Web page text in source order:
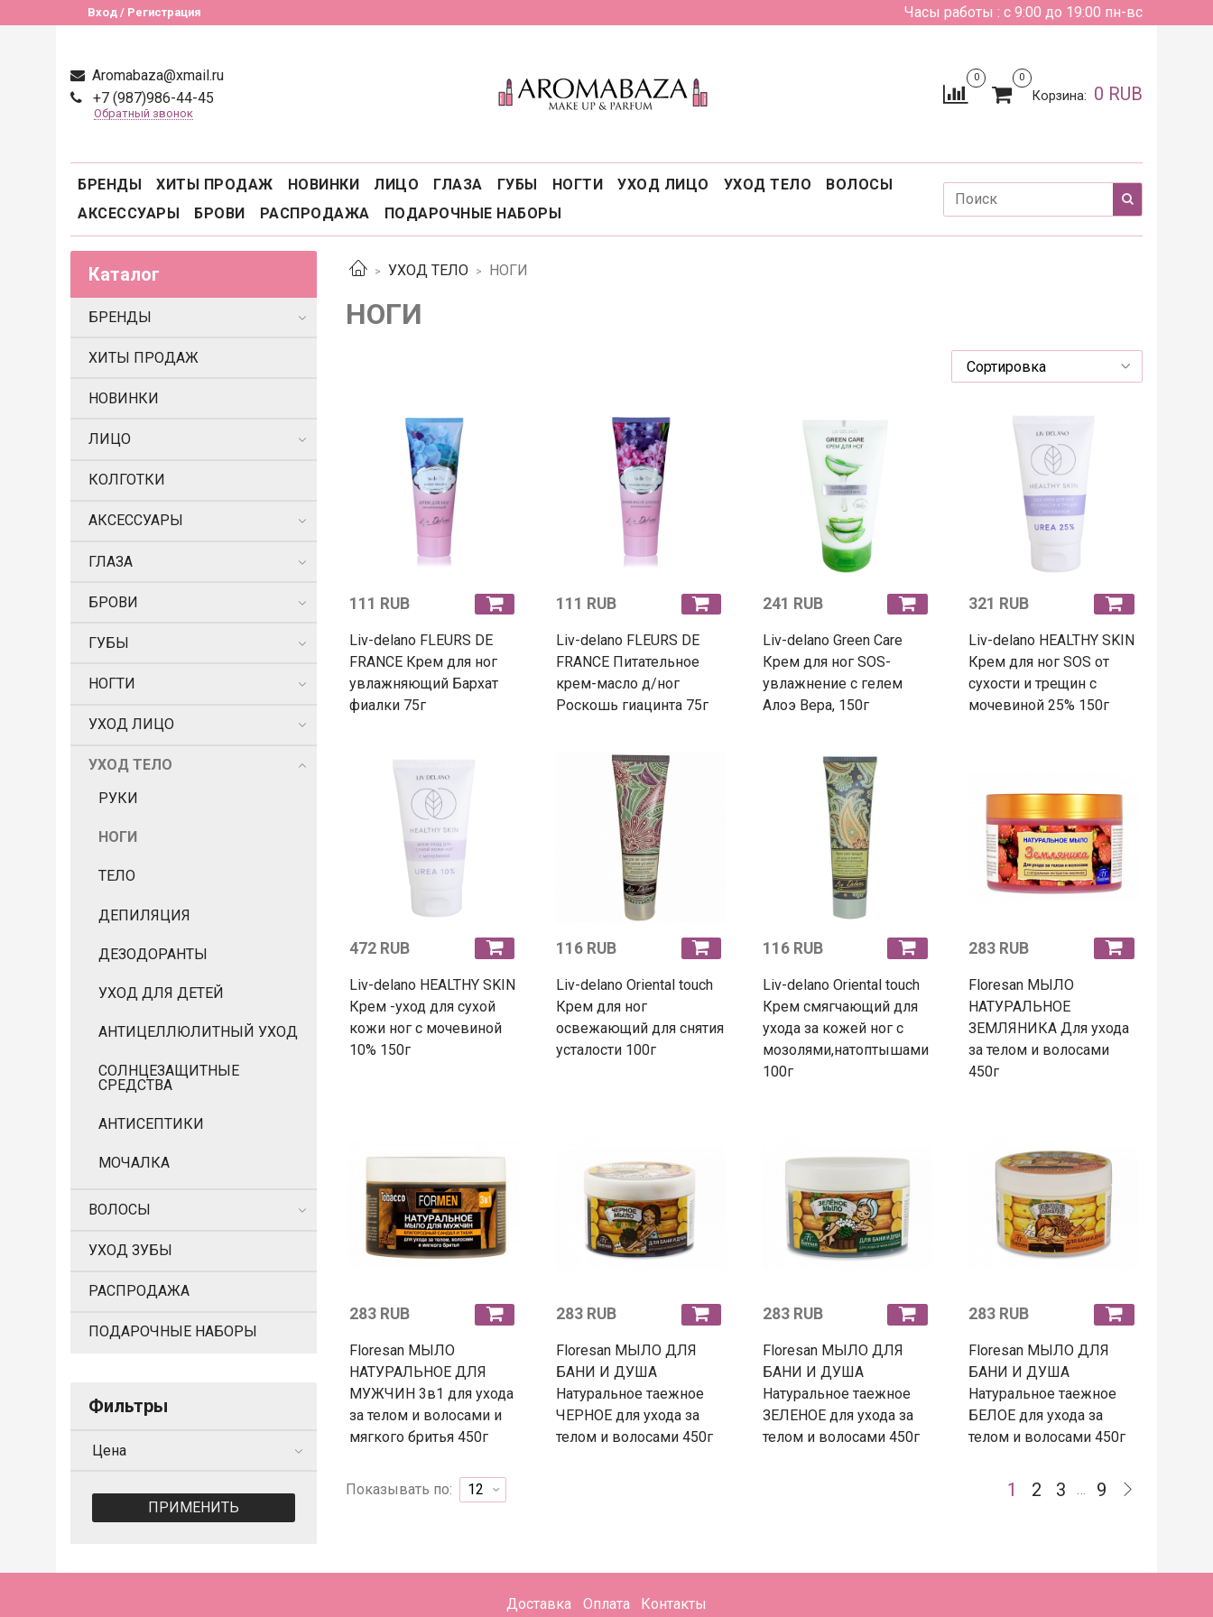
Вход / Регистрация Часы работы : с 9:00 до 19:00 пн-вс
Aromabaza@xmail.ru
+7 (987)986-44-45
Обратный звонок
0 0
Корзина: 0 RUB
БРЕНДЫ ХИТЫ ПРОДАЖ НОВИНКИ ЛИЦО ГЛАЗА ГУБЫ НОГТИ УХОД ЛИЦО УХОД ТЕЛО
ВОЛОСЫ
АКСЕССУАРЫ
БРОВИ РАСПРОДАЖА ПОДАРОЧНЫЕ НАБОРЫ
УХОД ТЕЛО НОГИ
НОГИ
111 RUB
Liv-delano FLEURS DE
FRANCE Крем для ног
увлажняющий Бархат
фиалки 75г
111 RUB
Liv-delano FLEURS DE
FRANCE Питательное
крем-масло д/ног
Роскошь гиацинта 75г
241 RUB
Liv-delano Green Care
Крем для ног SOS-
увлажнение с гелем
Алоэ Вера, 150г
321 RUB
Liv-delano HEALTHY SKIN
Крем для ног SOS от
сухости и трещин с
мочевиной 25% 150г
472 RUB
Liv-delano HEALTHY SKIN
Крем -уход для сухой
кожи ног с мочевиной
10% 150г
116 RUB
Liv-delano Oriental touch
Крем для ног
освежающий для снятия
усталости 100г
116 RUB
Liv-delano Oriental touch
Крем смягчающий для
ухода за кожей ног с
мозолями,натоптышами
100г
283 RUB
Floresan МЫЛО
НАТУРАЛЬНОЕ
ЗЕМЛЯНИКА Для ухода
за телом и волосами
450г
283 RUB
Floresan МЫЛО
НАТУРАЛЬНОЕ ДЛЯ
МУЖЧИН 3в1 для ухода
за телом и волосами и
мягкого бритья 450г
283 RUB
Floresan МЫЛО ДЛЯ
БАНИ И ДУША
Натуральное таежное
ЧЕРНОЕ для ухода за
телом и волосами 450г
283 RUB
Floresan МЫЛО ДЛЯ
БАНИ И ДУША
Натуральное таежное
ЗЕЛЕНОЕ для ухода за
телом и волосами 450г
283 RUB
Floresan МЫЛО ДЛЯ
БАНИ И ДУША
Натуральное таежное
БЕЛОЕ для ухода за
телом и волосами 450г
Показывать по: 1 2 3 … 9
Каталог
БРЕНДЫ
ХИТЫ ПРОДАЖ
НОВИНКИ
ЛИЦО
КОЛГОТКИ
АКСЕССУАРЫ
ГЛАЗА
БРОВИ
ГУБЫ
НОГТИ
УХОД ЛИЦО
УХОД ТЕЛО
РУКИ
НОГИ
ТЕЛО
ДЕПИЛЯЦИЯ
ДЕЗОДОРАНТЫ
УХОД ДЛЯ ДЕТЕЙ
АНТИЦЕЛЛЮЛИТНЫЙ УХОД
СОЛНЦЕЗАЩИТНЫЕ
СРЕДСТВА
АНТИСЕПТИКИ
МОЧАЛКА
ВОЛОСЫ
УХОД ЗУБЫ
РАСПРОДАЖА
ПОДАРОЧНЫЕ НАБОРЫ
Фильтры
Цена
ПРИМЕНИТЬ
Доставка Оплата Контакты